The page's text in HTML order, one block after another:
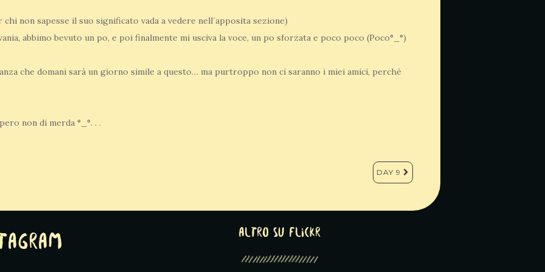
chi non sapesse il suo significato vada a vedere nell´apposita sezione)
abbimo bevuto un po, e poi finalmente mi usciva la voce, un po sforzata e poco poco (Poco°_°)
che domani sarà un giorno simile a questo… ma purtroppo non ci saranno i miei amici, perchè
non di merda °_°. . .
DAY 9
altro su Flickr